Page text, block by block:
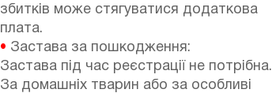
збитків може стягуватися додаткова
плата.
• Застава за пошкодження:
Застава під час реєстрації не потрібна.
За домашніх тварин або за особливі